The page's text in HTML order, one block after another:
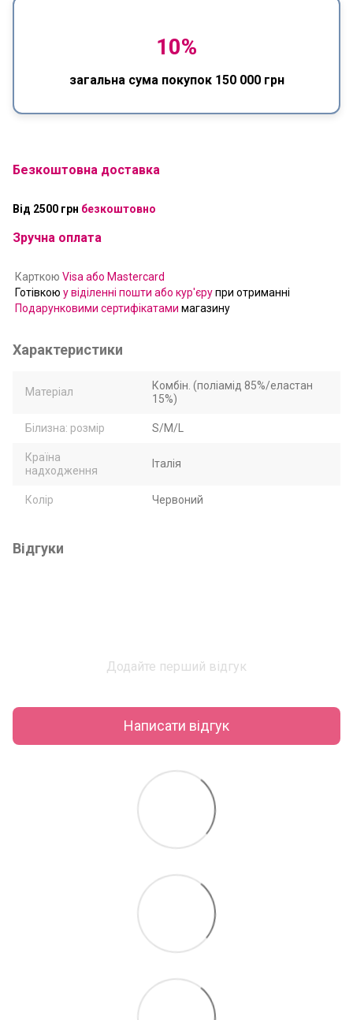
10%
загальна сума покупок 150 000 грн
Безкоштовна доставка
Від 2500 грн безкоштовно
Зручна оплата
Карткою Visa або Mastercard
Готівкою у віділенні пошти або кур'єрупри отриманні
Подарунковими сертифікатами магазину
Характеристики
Матеріал
Комбін. (поліамід 85%/еластан
15%)
Білизна: розмір S/M/L
Країна
надходження
Італія
Колір Червоний
Відгуки
Додайте перший відгук
Написати відгук